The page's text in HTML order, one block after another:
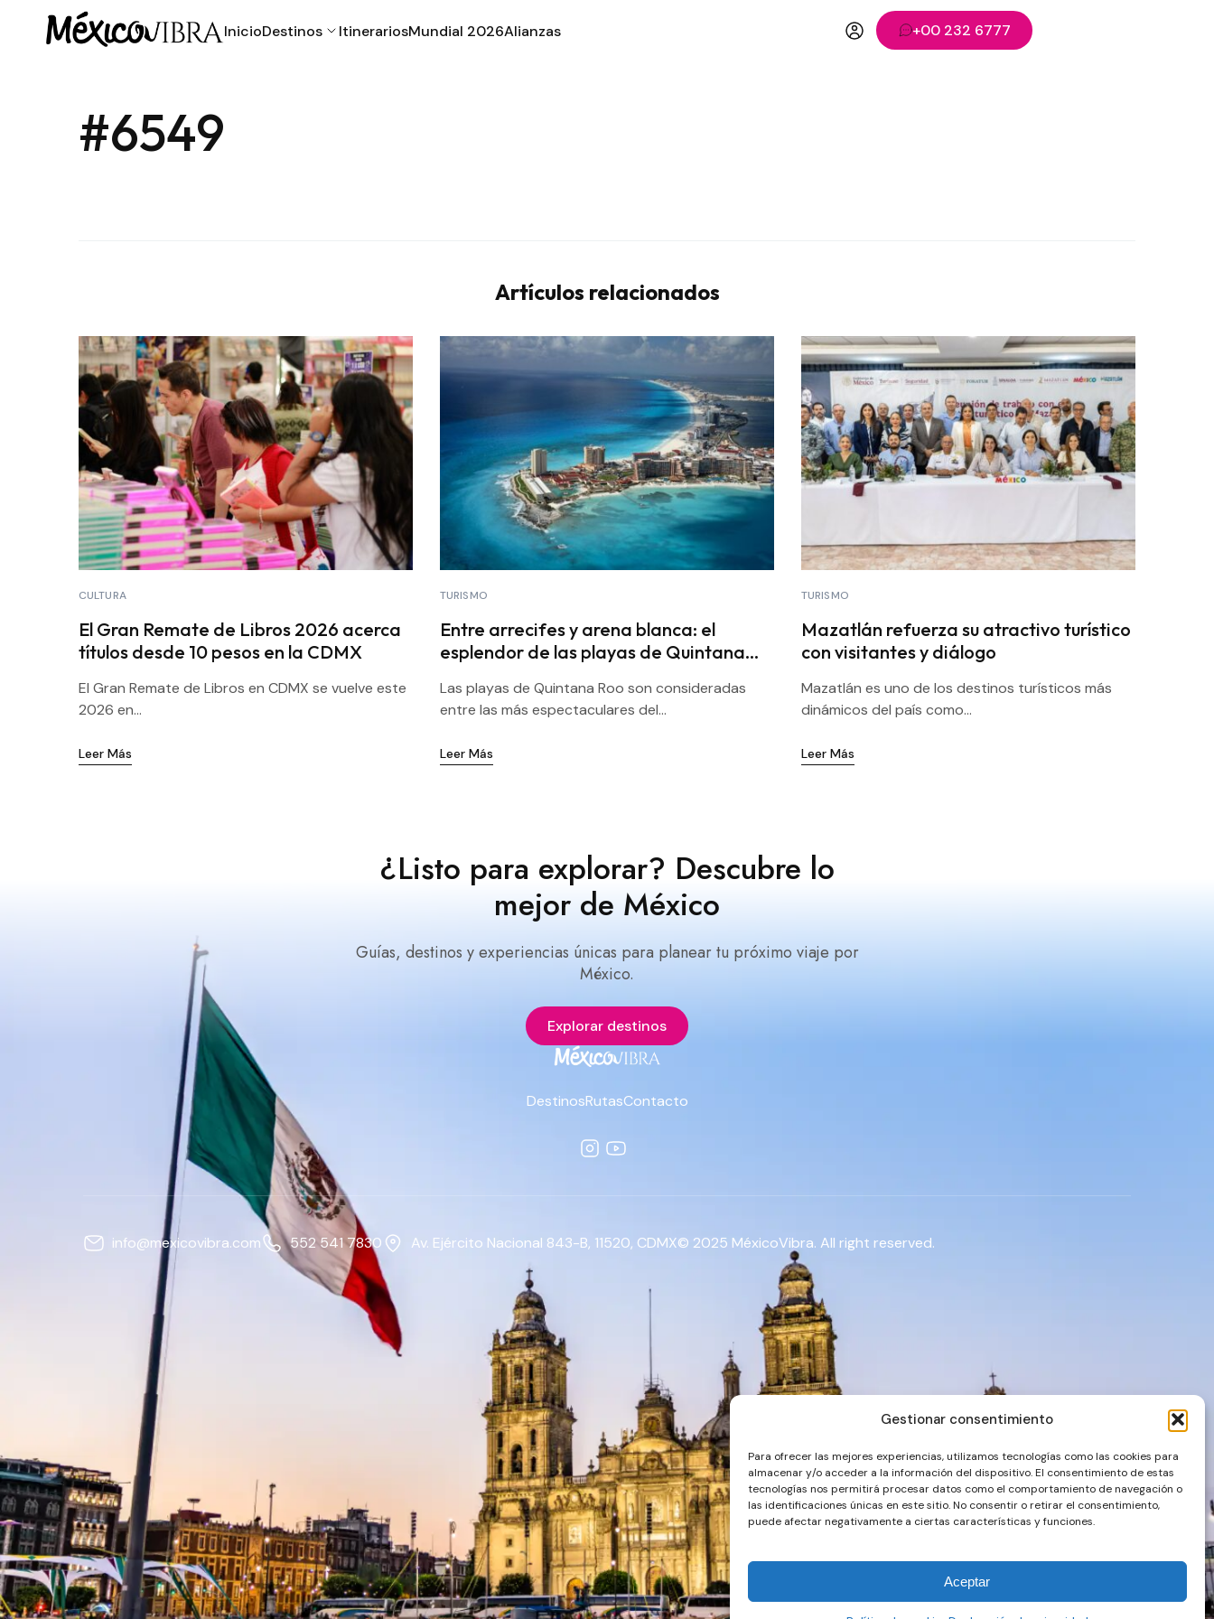
Gestionar consentimiento
Para ofrecer las mejores experiencias, utilizamos tecnologías como las cookies para
almacenar y/o acceder a la información del dispositivo. El consentimiento de estas
tecnologías nos permitirá procesar datos como el comportamiento de navegación o
las identificaciones únicas en este sitio. No consentir o retirar el consentimiento,
puede afectar negativamente a ciertas características y funciones.
Aceptar
InicioDestinos ItinerariosMundial 2026Alianzas +00 232 6777
#6549
Artículos relacionados
CULTURA
El Gran Remate de Libros 2026 acerca
títulos desde 10 pesos en la CDMX
El Gran Remate de Libros en CDMX se vuelve este
2026 en...
Leer Más
TURISMO
Entre arrecifes y arena blanca: el
esplendor de las playas de Quintana
Las playas de Quintana Roo son consideradas
entre las más espectaculares del...
Leer Más
TURISMO
Mazatlán refuerza su atractivo turístico
con visitantes y diálogo
Mazatlán es uno de los destinos turísticos más
dinámicos del país como...
Leer Más
¿Listo para explorar? Descubre lo
mejor de México
Guías, destinos y experiencias únicas para planear tu próximo viaje por
México.
Explorar destinos
DestinosRutasContacto
info@mexicovibra.com 552 541 7830 Av. Ejército Nacional 843-B, 11520, CDMX© 2025 MéxicoVibra. All right reserved.